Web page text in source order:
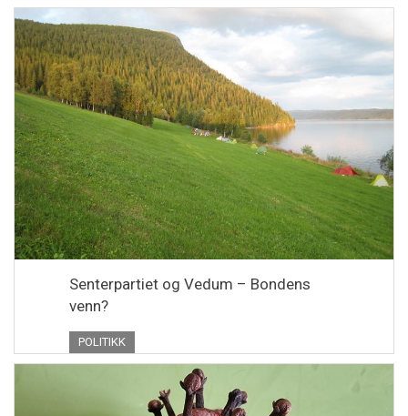
Senterpartiet og Vedum – Bondens
venn?
POLITIKK